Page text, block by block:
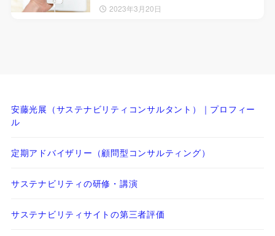
2023年3月20日
安藤光展（サステナビリティコンサルタント）｜プロフィー
ル
定期アドバイザリー（顧問型コンサルティング）
サステナビリティの研修・講演
サステナビリティサイトの第三者評価